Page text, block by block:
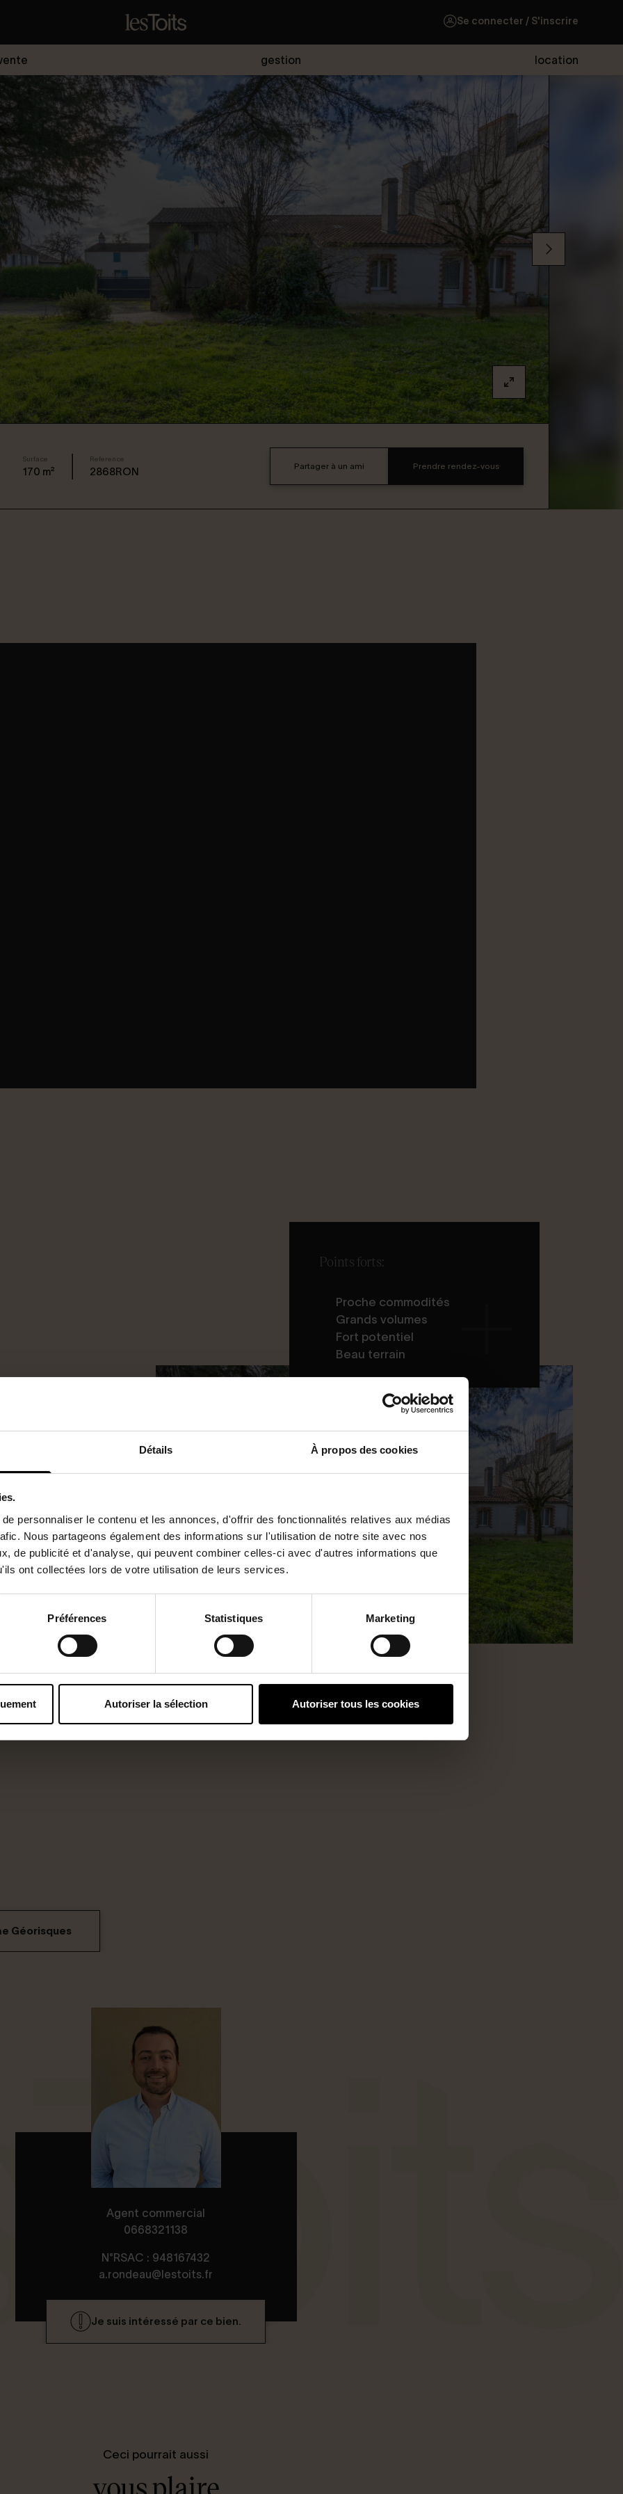
Détails À propos des cookies
personnaliser le contenu et les annonces, d'offrir des fonctionnalités relatives aux médias
Nous partageons également des informations sur l'utilisation de notre site avec nos
de publicité et d'analyse, qui peuvent combiner celles-ci avec d'autres informations que
ont collectées lors de votre utilisation de leurs services.
Préférences Statistiques Marketing
Autoriser la sélection Autoriser tous les cookies
Se connecter / S'inscrire
gestion location
Surface
170 m²
Reference
2868RON Partager à un ami Prendre rendez-vous
Points forts:
Proche commodités
Grands volumes
Fort potentiel
Beau terrain
Géorisques
Agent commercial
0668321138
N°RSAC : 948167432
a.rondeau@lestoits.fr
Je suis intéressé par ce bien.
Ceci pourrait aussi
vous plaire